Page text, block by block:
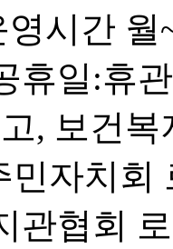
영시간 월
휴일:휴관